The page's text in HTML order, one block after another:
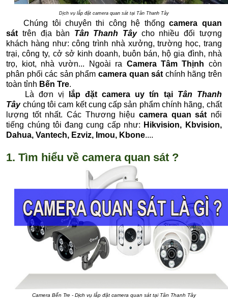
Dịch vụ lắp đặt camera quan sát tại Tân Thanh Tây
Chúng tôi chuyên thi công hệ thốngcamera quan
sát trên địa bàn Tân Thanh Tâycho nhiều đối tượng
khách hàng như: công trình nhà xưởng, trường học, trang
trại, công ty, cở sở kinh doanh, buôn bán, hộ gia đình, nhà
trọ, kiot, nhà vườn... Ngoài ra Camera Tâm Thịnh còn
phân phối các sản phẩm camera quan sát chính hãng trên
toàn tỉnh Bến Tre.
Là đơn vị
lắp đặt camera uy tín tại Tân Thanh
Tây chúng tôi cam kết cung cấp sản phẩm chính hãng, chất
lượng tốt nhất. Các Thương hiệu camera quan sát nổi
tiếng chúng tôi đang cung cấp như: Hikvision, Kbvision,
Dahua, Vantech, Ezviz, Imou, Kbone....
1. Tìm hiểu về camera quan sát ?
Camera Bến Tre - Dịch vụ lắp đặt camera quan sát tại Tân Thanh Tây